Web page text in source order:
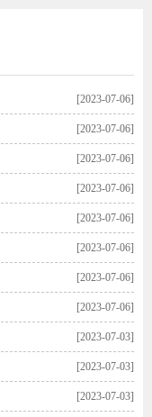
[2023-07-06]
[2023-07-06]
[2023-07-06]
[2023-07-06]
[2023-07-06]
[2023-07-06]
[2023-07-06]
[2023-07-06]
[2023-07-03]
[2023-07-03]
[2023-07-03]